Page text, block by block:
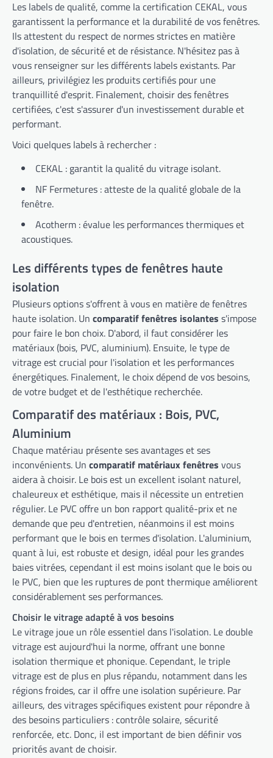
Les labels de qualité, comme la certification CEKAL, vous
garantissent la performance et la durabilité de vos fenêtres.
Ils attestent du respect de normes strictes en matière
d'isolation, de sécurité et de résistance. N'hésitez pas à
vous renseigner sur les différents labels existants. Par
ailleurs, privilégiez les produits certifiés pour une
tranquillité d'esprit. Finalement, choisir des fenêtres
certifiées, c'est s'assurer d'un investissement durable et
performant.
Voici quelques labels à rechercher :
CEKAL : garantit la qualité du vitrage isolant.
NF Fermetures : atteste de la qualité globale de la
fenêtre.
Acotherm : évalue les performances thermiques et
acoustiques.
Les différents types de fenêtres haute
isolation
Plusieurs options s'offrent à vous en matière de fenêtres
haute isolation. Un comparatif fenêtres isolantes s'impose
pour faire le bon choix. D'abord, il faut considérer les
matériaux (bois, PVC, aluminium). Ensuite, le type de
vitrage est crucial pour l'isolation et les performances
énergétiques. Finalement, le choix dépend de vos besoins,
de votre budget et de l'esthétique recherchée.
Comparatif des matériaux : Bois, PVC,
Aluminium
Chaque matériau présente ses avantages et ses
inconvénients. Un comparatif matériaux fenêtres vous
aidera à choisir. Le bois est un excellent isolant naturel,
chaleureux et esthétique, mais il nécessite un entretien
régulier. Le PVC offre un bon rapport qualité-prix et ne
demande que peu d'entretien, néanmoins il est moins
performant que le bois en termes d'isolation. L'aluminium,
quant à lui, est robuste et design, idéal pour les grandes
baies vitrées, cependant il est moins isolant que le bois ou
le PVC, bien que les ruptures de pont thermique améliorent
considérablement ses performances.
Choisir le vitrage adapté à vos besoins
Le vitrage joue un rôle essentiel dans l'isolation. Le double
vitrage est aujourd'hui la norme, offrant une bonne
isolation thermique et phonique. Cependant, le triple
vitrage est de plus en plus répandu, notamment dans les
régions froides, car il offre une isolation supérieure. Par
ailleurs, des vitrages spécifiques existent pour répondre à
des besoins particuliers : contrôle solaire, sécurité
renforcée, etc. Donc, il est important de bien définir vos
priorités avant de choisir.